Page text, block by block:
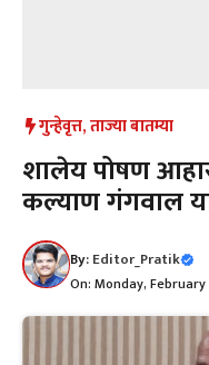
गुन्हेवृत्त,ताज्या बातम्या
शालेय पोषण
कल्याण गंगवाल
By:Editor_Pratik
On: Monday, February